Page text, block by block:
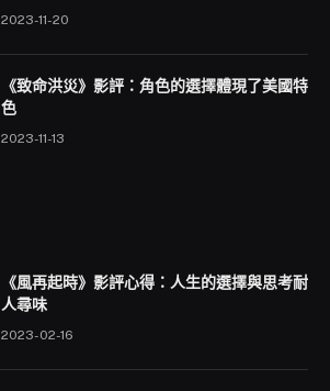
2023-11-20
《致命洪災》影評：角色的選擇體現了美國特
色
2023-11-13
《風再起時》影評心得：人生的選擇與思考耐
人尋味
2023-02-16